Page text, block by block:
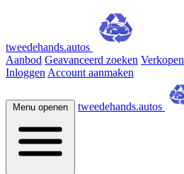
tweedehands.autos
Aanbod Geavanceerd zoeken Verkopen
Inloggen Account aanmaken
Menu openen tweedehands.autos